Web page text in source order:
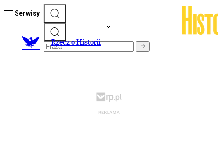
Serwisy
Rzecz o Historii